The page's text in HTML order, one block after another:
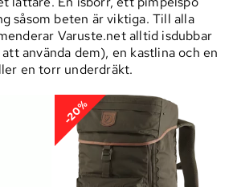
såsom beten är viktiga. Till alla
Varuste.net alltid isdubbar
använda dem), en kastlina och en
en torr underdräkt.
-20%